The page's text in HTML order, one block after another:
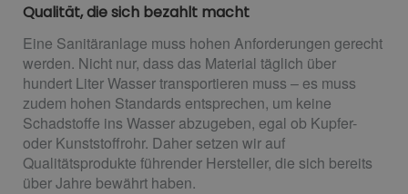
Qualität, die sich bezahlt macht
Eine Sanitäranlage muss hohen Anforderungen gerecht
werden. Nicht nur, dass das Material täglich über
hundert Liter Wasser transportieren muss – es muss
zudem hohen Standards entsprechen, um keine
Schadstoffe ins Wasser abzugeben, egal ob Kupfer-
oder Kunststoffrohr. Daher setzen wir auf
Qualitätsprodukte führender Hersteller, die sich bereits
über Jahre bewährt haben.